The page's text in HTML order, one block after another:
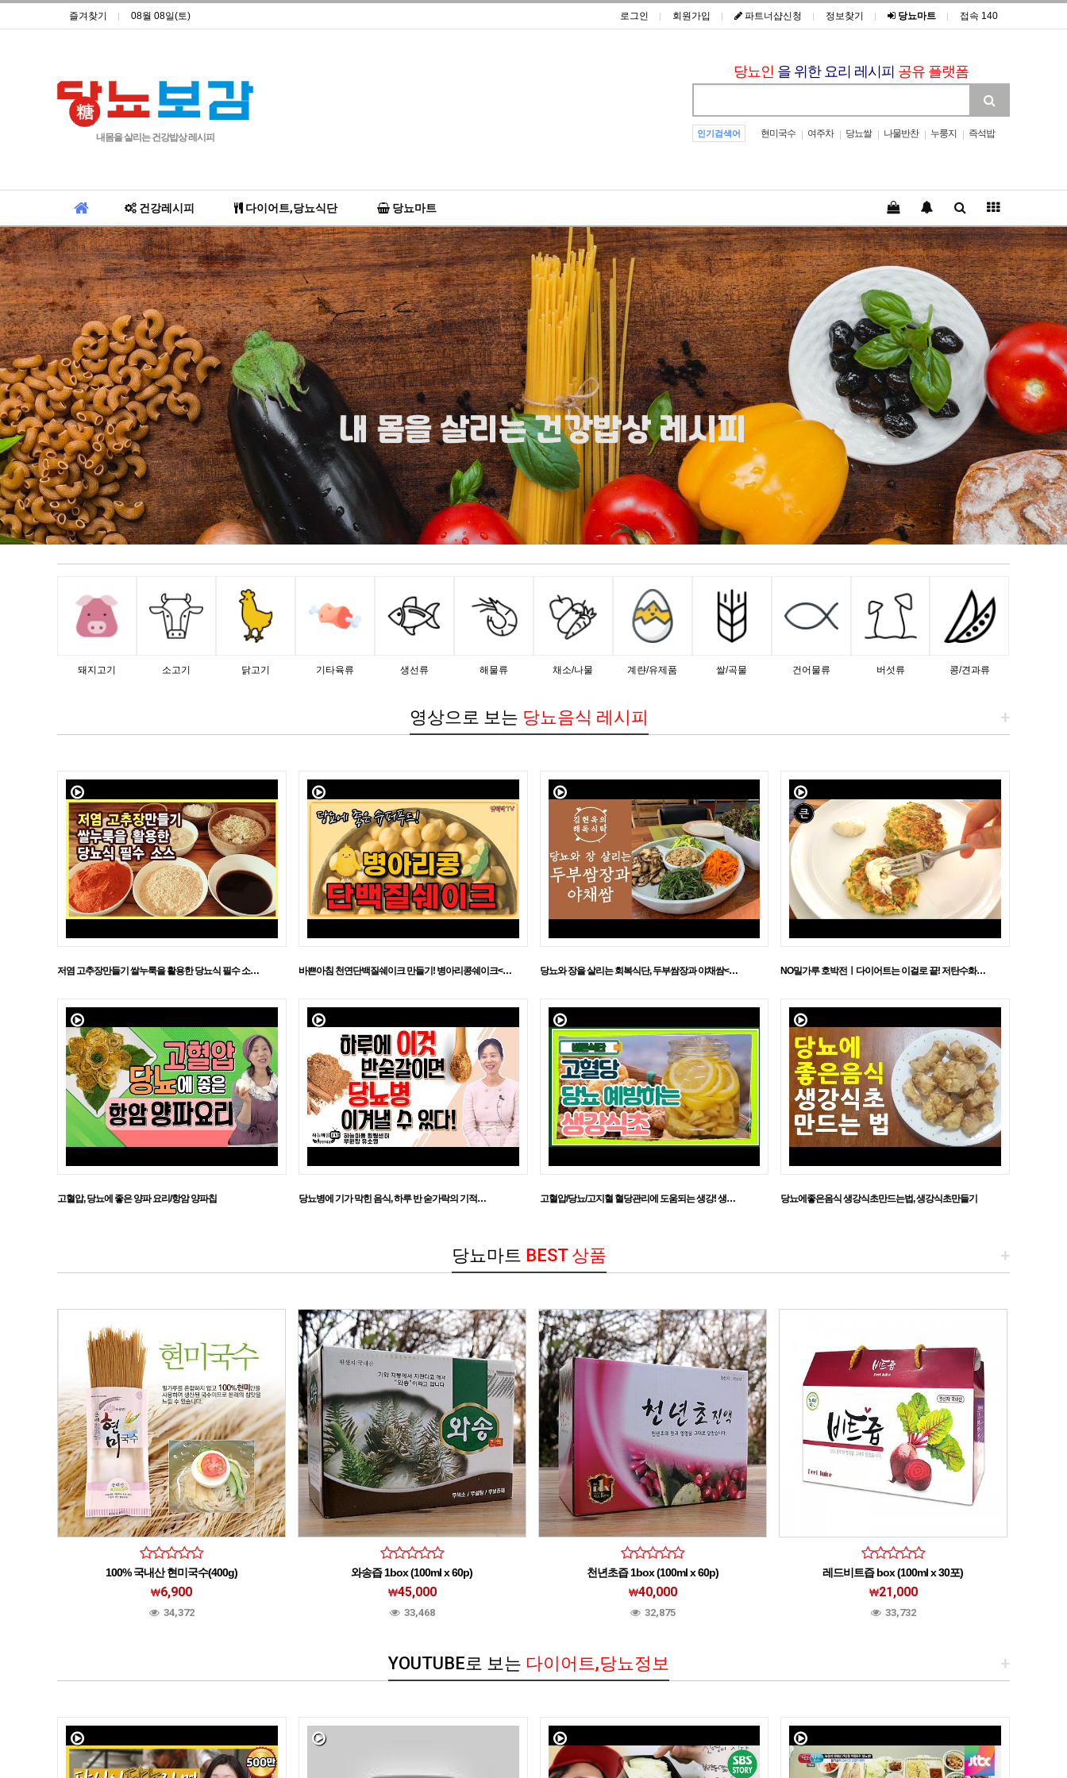
즐겨찾기 08월 08일(토) 로그인 회원가입 파트너샵신청 정보찾기 당뇨마트 접속 140
내몸을 살리는 건강밥상 레시피
당뇨인 을 위한 요리 레시피 공유 플랫폼
인기검색어 현미국수 | 여주차 | 당뇨쌀 | 나물반찬 | 누룽지 | 즉석밥
건강레시피 다이어트,당뇨식단 당뇨마트
돼지고기 소고기 닭고기 기타육류 생선류 해물류 채소/나물 계랸/유제품 쌀/곡물 건어물류 버섯류 콩/견과류
+
영상으로 보는 당뇨음식 레시피
저염 고추장만들기 쌀누룩을 활용한 당뇨식 필수 소… 바쁜아침 천연단백질쉐이크 만들기! 병아리콩쉐이크<… 당뇨와 장을 살리는 회복식단, 두부쌈장과 야채쌈<… NO밀가루 호박전ㅣ다이어트는 이걸로 끝! 저탄수화…
고혈압, 당뇨에 좋은 양파 요리/항암 양파칩 당뇨병에 기가 막힌 음식, 하루 반 숟가락의 기적… 고혈압/당뇨/고지혈 혈당관리에 도움되는 생강! 생… 당뇨에좋은음식 생강식초만드는법, 생강식초만들기
+
당뇨마트 BEST 상품
100% 국내산 현미국수(400g)
밀가루가 들어가지 않은 100%현미국수
6,900
34,372
와송즙 1box (100ml x 60p)
45,000
33,468
천년초즙 1box (100ml x 60p)
40,000
32,875
레드비트즙 box (100ml x 30포)
21,000
33,732
+
YOUTUBE로 보는 다이어트,당뇨정보